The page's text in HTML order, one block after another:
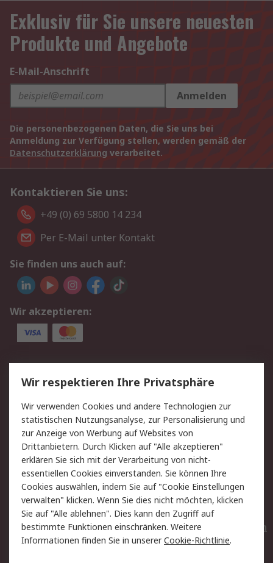
Exklusiv für Sie unsere neuesten
Produkte und Angebote
E-Mail-Anschrift
Anmelden
Die personenbezogenen Daten, die Sie uns bei
Anmeldung zur Verfügung stellen, werden gemäß der
Datenschutzerklärung verarbeitet.
Kontaktieren Sie uns:
+49 (0) 69 5800 14 234
Per E-Mail unter Kontakt
Sie finden uns auch auf:
Wir akzeptieren:
Service
Value Added Services
Lieferlösungen
Rücksendungen
Kontakt
Hilfe
Privatkunden
Rechtliches
AGB
Datenschutz
Cookie-Richtlinie
Zahlungsbedingungen
Copyright/Impressum
Entsorgung
Elektrogeräte/Batterien
Wir respektieren Ihre Privatsphäre
Wir verwenden Cookies und andere Technologien zur
statistischen Nutzungsanalyse, zur Personalisierung und
zur Anzeige von Werbung auf Websites von
Drittanbietern. Durch Klicken auf "Alle akzeptieren"
erklären Sie sich mit der Verarbeitung von nicht-
essentiellen Cookies einverstanden. Sie können Ihre
Cookies auswählen, indem Sie auf "Cookie Einstellungen
verwalten" klicken. Wenn Sie dies nicht möchten, klicken
Sie auf "Alle ablehnen". Dies kann den Zugriff auf
bestimmte Funktionen einschränken. Weitere
Informationen finden Sie in unsererCookie-Richtlinie.